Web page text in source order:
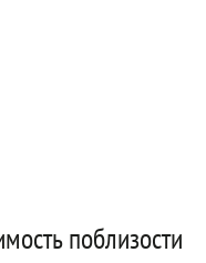
поблизости